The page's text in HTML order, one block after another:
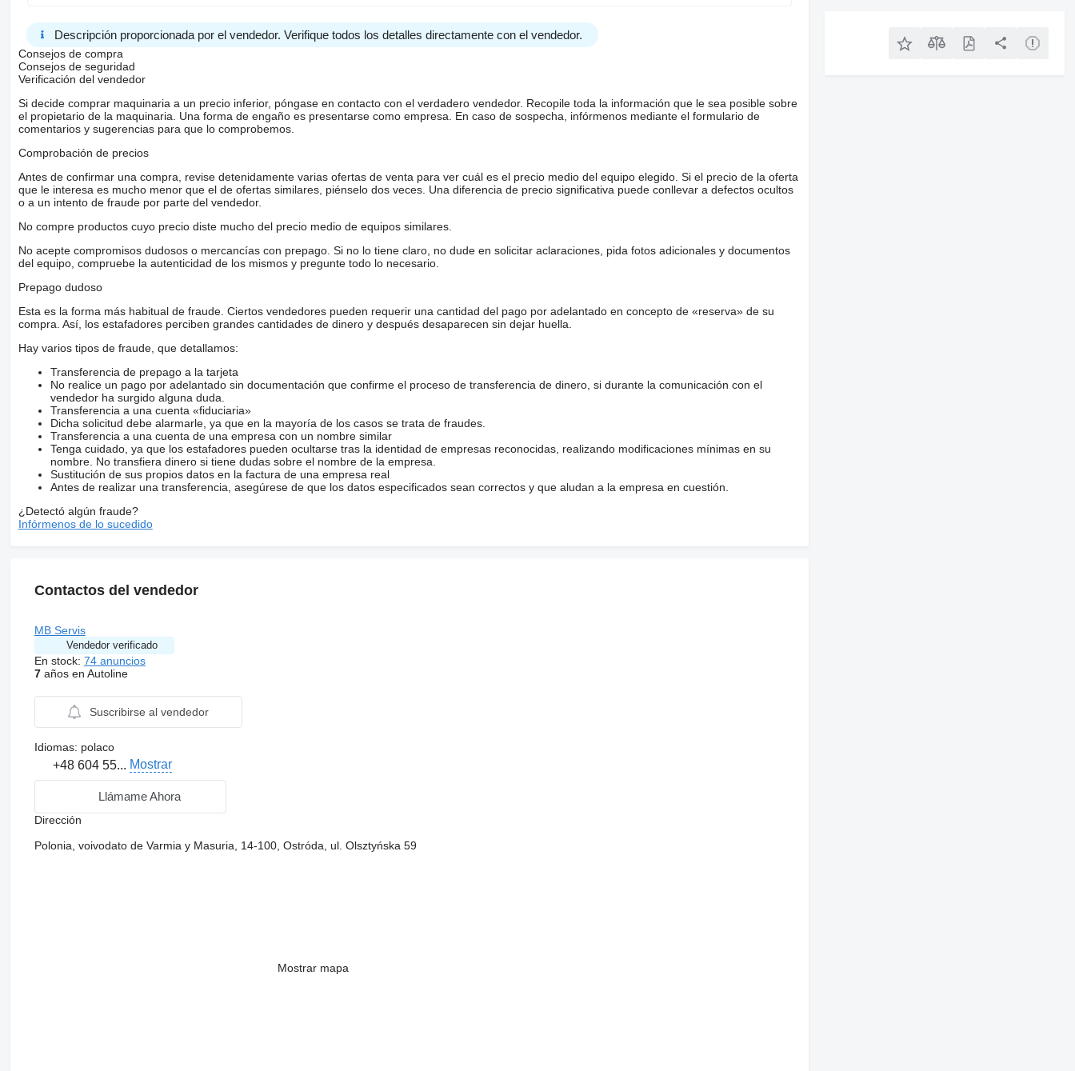
Descripción proporcionada por el vendedor. Verifique todos los detalles directamente con el vendedor.
Consejos de compra
Consejos de seguridad
Verificación del vendedor
Si decide comprar maquinaria a un precio inferior, póngase en contacto con el verdadero vendedor. Recopile toda la información que le sea posible sobre
el propietario de la maquinaria. Una forma de engaño es presentarse como empresa. En caso de sospecha, infórmenos mediante el formulario de
comentarios y sugerencias para que lo comprobemos.
Comprobación de precios
Antes de confirmar una compra, revise detenidamente varias ofertas de venta para ver cuál es el precio medio del equipo elegido. Si el precio de la oferta
que le interesa es mucho menor que el de ofertas similares, piénselo dos veces. Una diferencia de precio significativa puede conllevar a defectos ocultos
o a un intento de fraude por parte del vendedor.
No compre productos cuyo precio diste mucho del precio medio de equipos similares.
No acepte compromisos dudosos o mercancías con prepago. Si no lo tiene claro, no dude en solicitar aclaraciones, pida fotos adicionales y documentos
del equipo, compruebe la autenticidad de los mismos y pregunte todo lo necesario.
Prepago dudoso
Esta es la forma más habitual de fraude. Ciertos vendedores pueden requerir una cantidad del pago por adelantado en concepto de «reserva» de su
compra. Así, los estafadores perciben grandes cantidades de dinero y después desaparecen sin dejar huella.
Hay varios tipos de fraude, que detallamos:
Transferencia de prepago a la tarjeta
No realice un pago por adelantado sin documentación que confirme el proceso de transferencia de dinero, si durante la comunicación con el
vendedor ha surgido alguna duda.
Transferencia a una cuenta «fiduciaria»
Dicha solicitud debe alarmarle, ya que en la mayoría de los casos se trata de fraudes.
Transferencia a una cuenta de una empresa con un nombre similar
Tenga cuidado, ya que los estafadores pueden ocultarse tras la identidad de empresas reconocidas, realizando modificaciones mínimas en su
nombre. No transfiera dinero si tiene dudas sobre el nombre de la empresa.
Sustitución de sus propios datos en la factura de una empresa real
Antes de realizar una transferencia, asegúrese de que los datos especificados sean correctos y que aludan a la empresa en cuestión.
¿Detectó algún fraude?
Infórmenos de lo sucedido
Contactos del vendedor
MB Servis
Vendedor verificado
En stock: 74 anuncios
7años en Autoline
Suscribirse al vendedor
Idiomas: polaco
+48 604 55... Mostrar
Llámame Ahora
Dirección
Polonia, voivodato de Varmia y Masuria, 14-100, Ostróda, ul. Olsztyńska 59
Mostrar mapa